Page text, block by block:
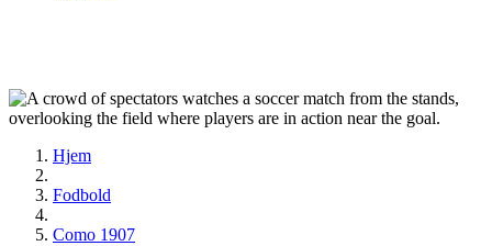
Hjem
Fodbold
Como 1907